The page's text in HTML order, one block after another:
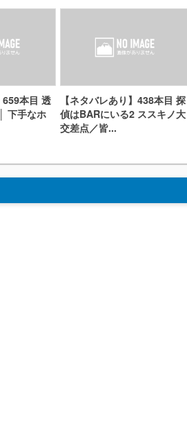
本目 透
下手なホ
【ネタバレあり】438本目 探
偵はBARにいる2 ススキノ大
交差点／皆...